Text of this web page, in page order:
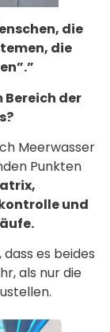
die
die
der
Meerwasser
Punkten
und
es beides
als nur die